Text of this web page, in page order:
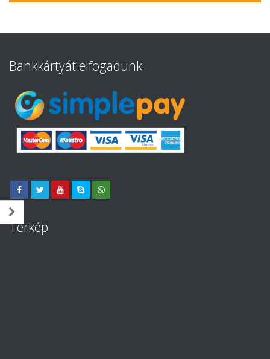
Bankkártyát elfogadunk
Térkép